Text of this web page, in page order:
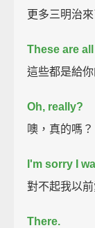
更多三明治
These are
這些都是給
Oh, really?
噢，真的嗎？
I'm sorry I
對不起我以
There.